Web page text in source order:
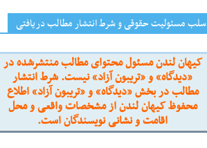
سلب مسئولیت حقوقی و شرط انتشار مطالب دریافتی
کیهان لندن مسئول محتوای مطالب منتشرشده در
«دیدگاه» و «تریبون آزاد» نیست. شرط انتشار
مطالب در بخش «دیدگاه» و «تریبون آزاد» اطلاع
محفوظ کیهان لندن از مشخصات واقعی و محل
اقامت و نشانی نویسندگان است.